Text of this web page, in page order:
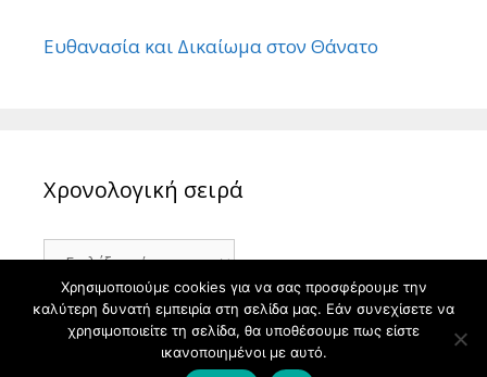
Ευθανασία και Δικαίωμα στον Θάνατο
Χρονολογική σειρά
Χρονολογική
σειρά
Χρησιμοποιούμε cookies για να σας προσφέρουμε την
καλύτερη δυνατή εμπειρία στη σελίδα μας. Εάν συνεχίσετε να
χρησιμοποιείτε τη σελίδα, θα υποθέσουμε πως είστε
ικανοποιημένοι με αυτό.